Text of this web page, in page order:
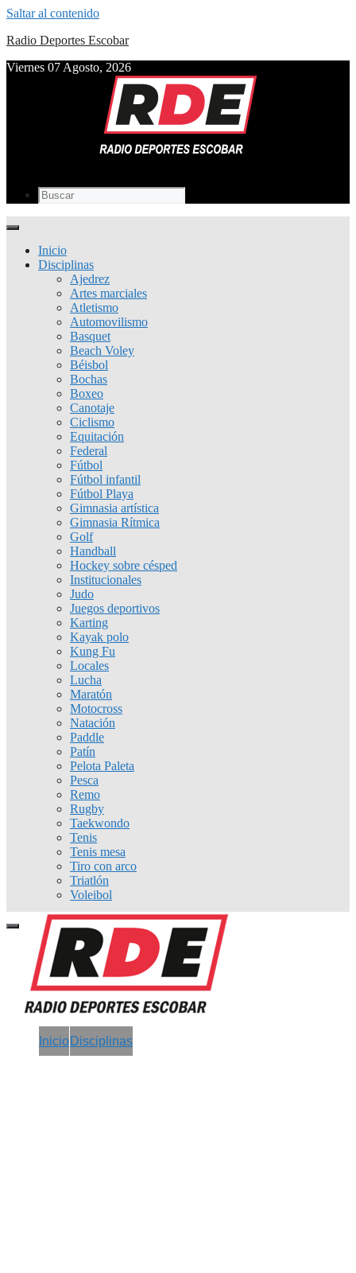
Saltar al contenido
Radio Deportes Escobar
Viernes 07 Agosto, 2026
Inicio
Disciplinas
Ajedrez
Artes marciales
Atletismo
Automovilismo
Basquet
Beach Voley
Béisbol
Bochas
Boxeo
Canotaje
Ciclismo
Equitación
Federal
Fútbol
Fútbol infantil
Fútbol Playa
Gimnasia artística
Gimnasia Rítmica
Golf
Handball
Hockey sobre césped
Institucionales
Judo
Juegos deportivos
Karting
Kayak polo
Kung Fu
Locales
Lucha
Maratón
Motocross
Natación
Paddle
Patín
Pelota Paleta
Pesca
Remo
Rugby
Taekwondo
Tenis
Tenis mesa
Tiro con arco
Triatlón
Voleibol
Inicio Disciplinas